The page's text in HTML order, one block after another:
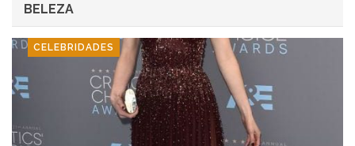
BELEZA
CELEBRIDADES